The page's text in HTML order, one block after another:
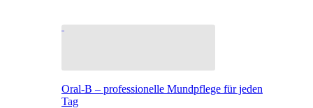
Oral-B – professionelle Mundpflege für jeden
Tag